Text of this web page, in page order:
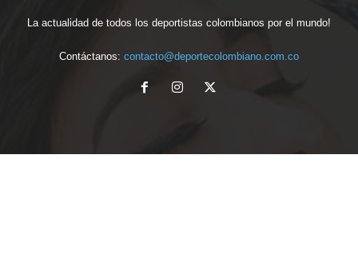
La actualidad de todos los deportistas colombianos por el mundo!
Contáctanos: contacto@deportecolombiano.com.co